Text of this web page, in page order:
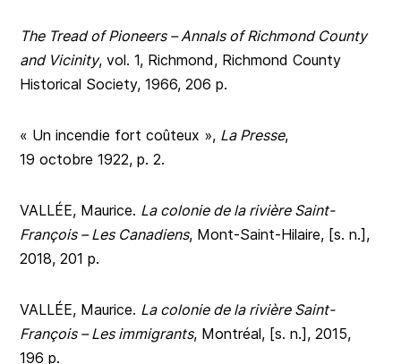
The Tread of Pioneers – Annals of Richmond County
and Vicinity, vol. 1, Richmond, Richmond County
Historical Society, 1966, 206 p.
« Un incendie fort coûteux », La Presse,
19 octobre 1922, p. 2.
VALLÉE, Maurice. La colonie de la rivière Saint-
François – Les Canadiens, Mont-Saint-Hilaire, [s. n.],
2018, 201 p.
VALLÉE, Maurice. La colonie de la rivière Saint-
François – Les immigrants, Montréal, [s. n.], 2015,
196 p.